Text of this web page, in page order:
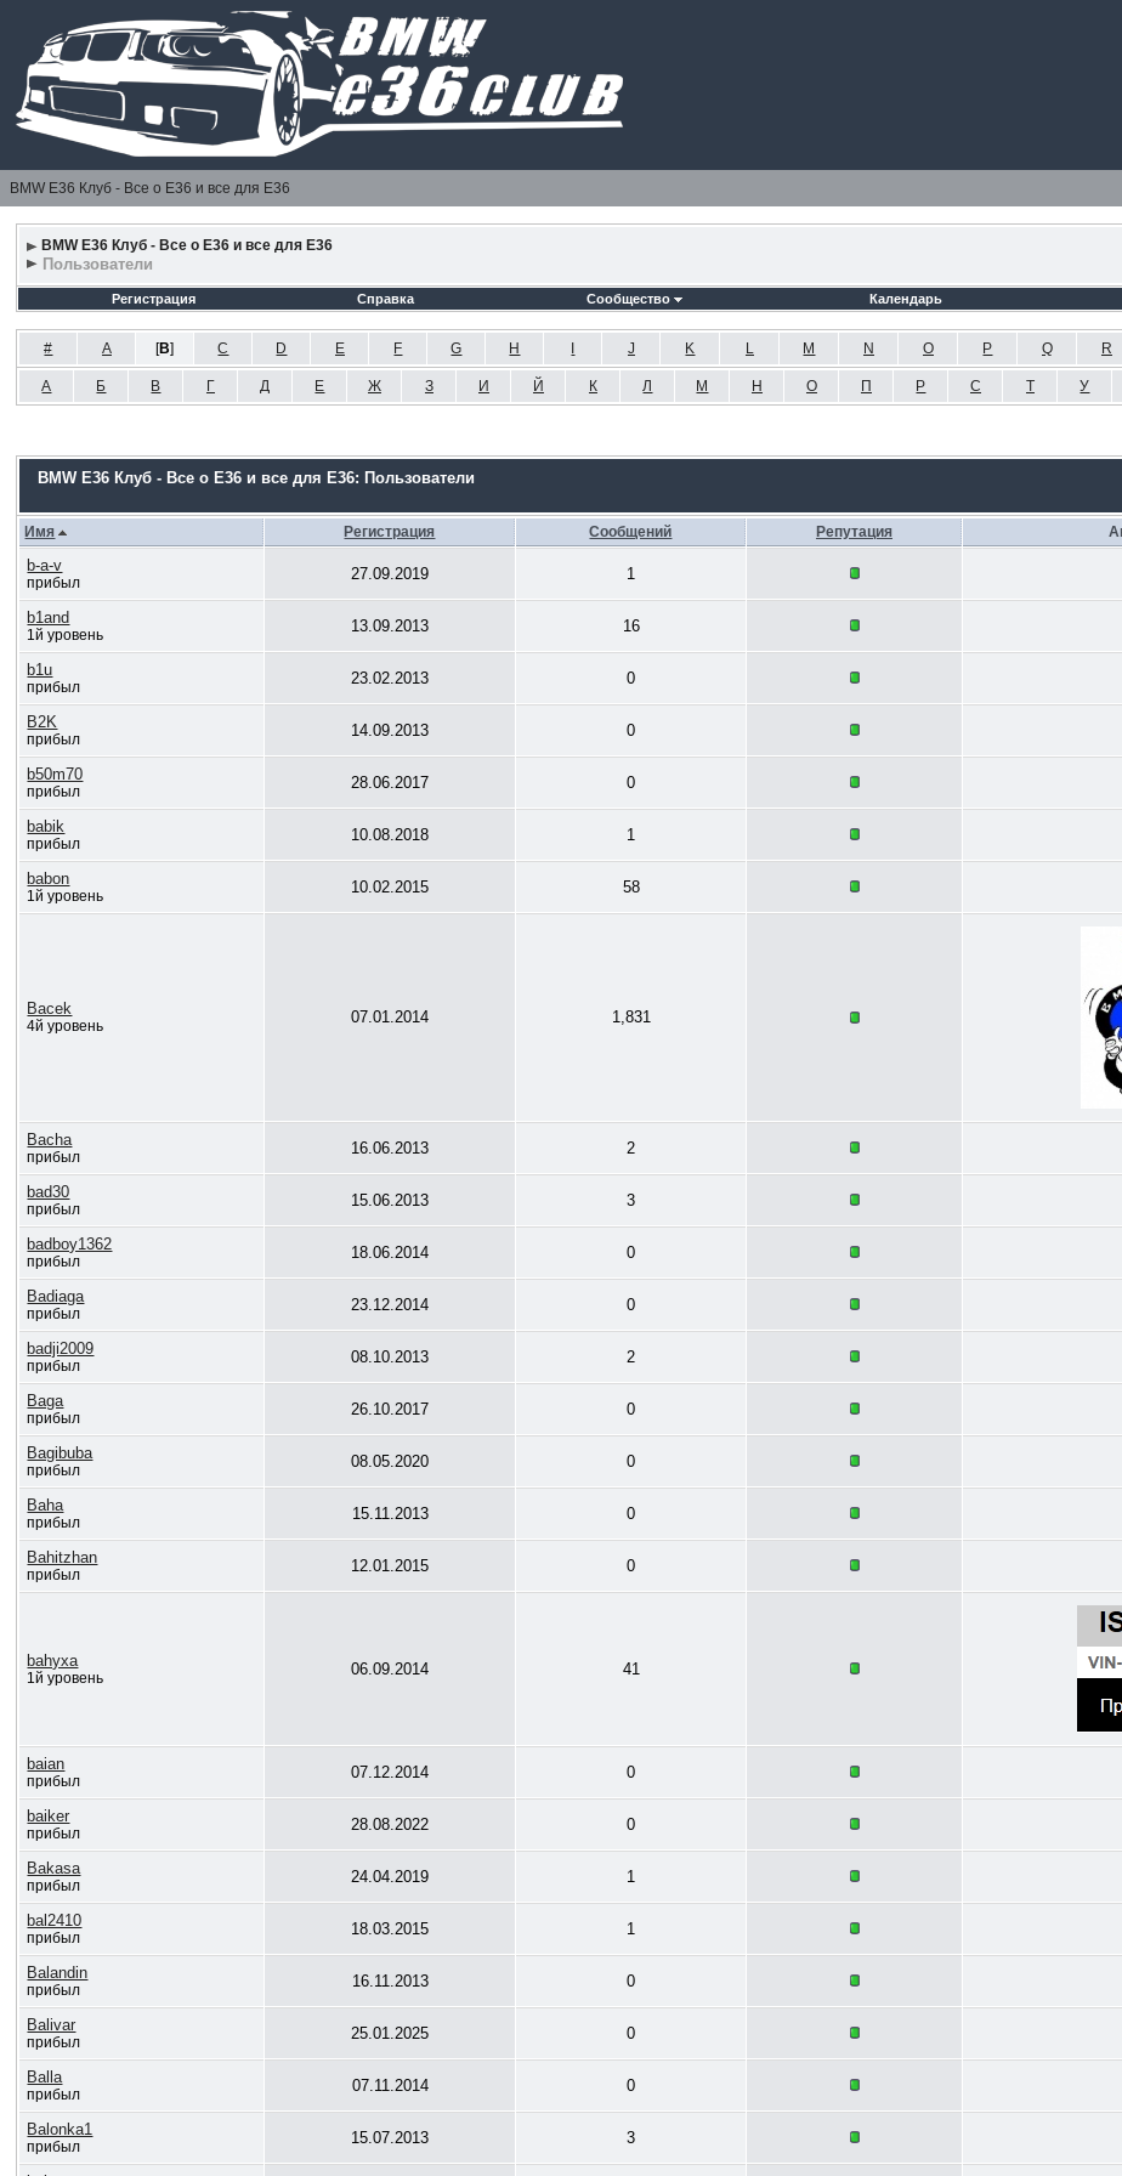
BMW E36 Клуб - Все о Е36 и все для Е36
BMW E36 Клуб - Все о Е36 и все для Е36
Пользователи
Регистрация Справка Сообщество Календарь
# A [B] C D E F G H J K L M N O P Q R
А Б В Г Д Е Ж З И Й К Л М Н О П Р С Т У
BMW E36 Клуб - Все о Е36 и все для Е36: Пользователи
Имя Регистрация Сообщений Репутация
b-a-v
прибыл 27.09.2019 1
b1and
1й уровень 13.09.2013 16
b1u
прибыл 23.02.2013 0
B2K
прибыл 14.09.2013 0
b50m70
прибыл 28.06.2017 0
babik
прибыл 10.08.2018 1
babon
1й уровень 10.02.2015 58
Bacek
4й уровень 07.01.2014 1,831
Bacha
прибыл 16.06.2013 2
bad30
прибыл 15.06.2013 3
badboy1362
прибыл 18.06.2014 0
Badiaga
прибыл 23.12.2014 0
badji2009
прибыл 08.10.2013 2
Baga
прибыл 26.10.2017 0
Bagibuba
прибыл 08.05.2020 0
Baha
прибыл 15.11.2013 0
Bahitzhan
прибыл 12.01.2015 0
bahyxa
1й уровень 06.09.2014 41
baian
прибыл 07.12.2014 0
baiker
прибыл 28.08.2022 0
Bakasa
прибыл 24.04.2019 1
bal2410
прибыл 18.03.2015 1
Balandin
прибыл 16.11.2013 0
Balivar
прибыл 25.01.2025 0
Balla
прибыл 07.11.2014 0
Balonka1
прибыл 15.07.2013 3